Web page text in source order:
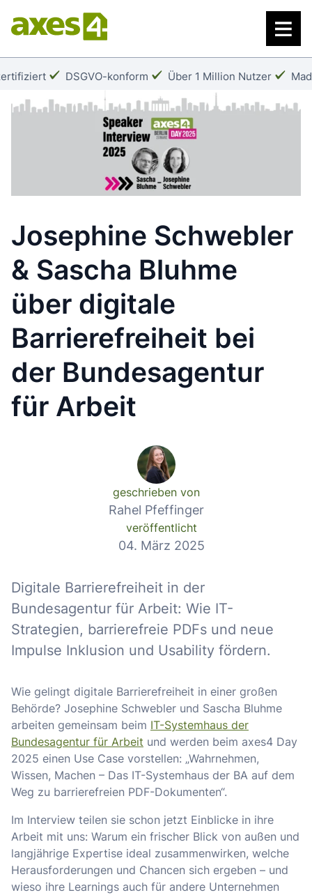
Zum
Hauptinhalt
Häkchen:
DSGVO-konform
Häkchen:
Über 1 Million Nutzer
Josephine Schwebler
& Sascha Bluhme
über digitale
Barrierefreiheit bei
der Bundesagentur
für Arbeit
geschrieben von
Rahel Pfeffinger
veröffentlicht
04. März 2025
Digitale Barrierefreiheit in der
Bundesagentur für Arbeit: Wie IT-
Strategien, barrierefreie PDFs und neue
Impulse Inklusion und Usability fördern.
Wie gelingt digitale Barrierefreiheit in einer großen
Behörde? Josephine Schwebler und Sascha Bluhme
arbeiten gemeinsam beim IT-Systemhaus der
Bundesagentur für Arbeit und werden beim axes4 Day
2025 einen Use Case vorstellen: „Wahrnehmen,
Wissen, Machen – Das IT-Systemhaus der BA auf dem
Weg zu barrierefreien PDF-Dokumenten“.
Im Interview teilen sie schon jetzt Einblicke in ihre
Arbeit mit uns: Warum ein frischer Blick von außen und
langjährige Expertise ideal zusammenwirken, welche
Herausforderungen und Chancen sich ergeben – und
wieso ihre Learnings auch für andere Unternehmen